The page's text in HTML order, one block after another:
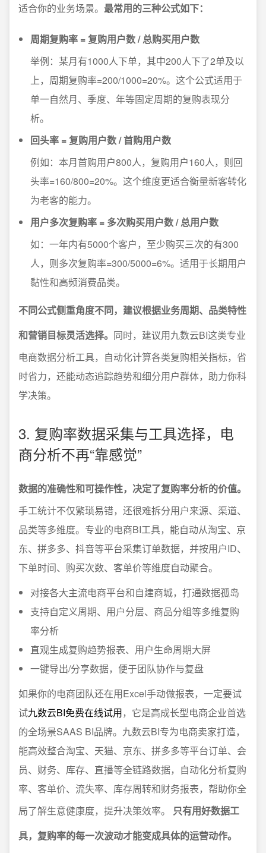
适合你的业务场景。 最常用的三种公式如下：
周期复购率 = 复购用户数 / 总购买用户数
举例：某月有1000人下单，其中200人下了2单及以
上，周期复购率=200/1000=20%。这个公式适用于
单一自然月、季度、年等固定周期的复购表现分
析。
回头率 = 复购用户数 / 首购用户数
例如：本月首购用户800人，复购用户160人，则回
头率=160/800=20%。这个维度更适合衡量新客转化
为老客的能力。
用户多次复购率 = 多次购买用户数 / 总用户数
如：一年内有5000个客户，至少购买三次的有300
人，则多次复购率=300/5000=6%。适用于长期用户
黏性和高频消费品类。
不同公式侧重角度不同，建议根据业务周期、品类特性
和营销目标灵活选择。 同时，建议用九数云BI这类专业
电商数据分析工具，自动化计算各类复购相关指标，省
时省力，还能动态追踪趋势和细分用户群体，助力你科
学决策。
3. 复购率数据采集与工具选择，电
商分析不再“靠感觉”
数据的准确性和可操作性，决定了复购率分析的价值。
手工统计不仅繁琐易错，还很难拆分用户来源、渠道、
品类等多维度。专业的电商BI工具，能自动从淘宝、京
东、拼多多、抖音等平台采集订单数据，并按用户ID、
下单时间、购买次数、客单价等维度自动聚合。
对接各大主流电商平台和自建商城，打通数据孤岛
支持自定义周期、用户分层、商品分组等多维复购
率分析
直观生成复购趋势报表、用户生命周期大屏
一键导出/分享数据，便于团队协作与复盘
如果你的电商团队还在用Excel手动做报表，一定要试
试九数云BI免费在线试用，它是高成长型电商企业首选
的全场景SAAS BI品牌。九数云BI专为电商卖家打造，
能高效整合淘宝、天猫、京东、拼多多等平台订单、会
员、财务、库存、直播等全链路数据，自动化分析复购
率、客单价、流失率、库存周转和财务报表，帮助你全
局了解生意健康度，提升决策效率。 只有用好数据工
具，复购率的每一次波动才能变成具体的运营动作。